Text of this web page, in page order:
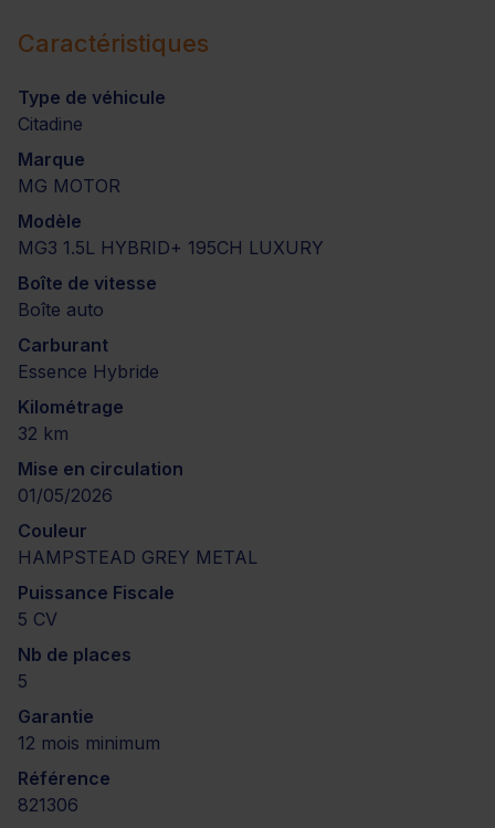
Caractéristiques
Type de véhicule
Citadine
Marque
MG MOTOR
Modèle
MG3 1.5L HYBRID+ 195CH LUXURY
Boîte de vitesse
Boîte auto
Carburant
Essence Hybride
Kilométrage
32 km
Mise en circulation
01/05/2026
Couleur
HAMPSTEAD GREY METAL
Puissance Fiscale
5 CV
Nb de places
5
Garantie
12 mois minimum
Référence
821306